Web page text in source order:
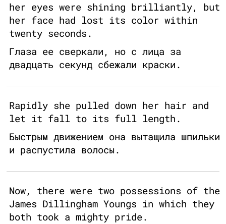
her eyes were shining brilliantly, but
her face had lost its color within
twenty seconds.
Глаза ее сверкали, но с лица за
двадцать секунд сбежали краски.
Rapidly she pulled down her hair and
let it fall to its full length.
Быстрым движением она вытащила шпильки
и распустила волосы.
Now, there were two possessions of the
James Dillingham Youngs in which they
both took a mighty pride.